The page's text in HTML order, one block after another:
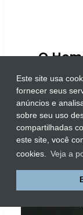
Este site usa
fornecer seus
anúncios e
sobre seu uso
compartilhadas
este site, você
cookies.
Veja a
O